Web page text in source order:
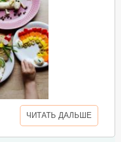
ЧИТАТЬ ДАЛЬШЕ